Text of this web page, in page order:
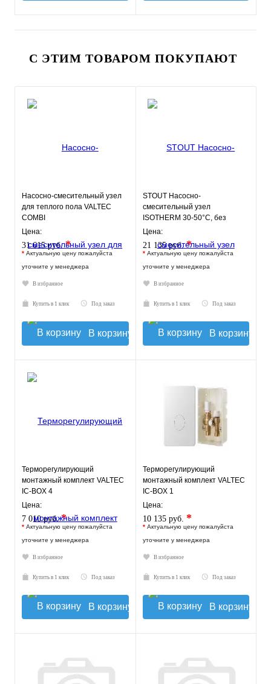
С ЭТИМ ТОВАРОМ ПОКУПАЮТ
Насосно-смесительный узел
для теплого пола VALTEC
COMBI
Цена:
31 615 руб.*
* Актуальную цену пожалуйста
уточните у менеджера
В избранное
Купить в 1 клик Под заказ
В корзину
STOUT Насосно-
смесительный узел
ISOTHERM 30-50°C, без
насоса.
Цена:
21 135 руб.*
* Актуальную цену пожалуйста
уточните у менеджера
В избранное
Купить в 1 клик Под заказ
В корзину
Терморегулирующий
монтажный комплект VALTEC
IC-BOX 4
Цена:
7 010 руб.*
* Актуальную цену пожалуйста
уточните у менеджера
В избранное
Купить в 1 клик Под заказ
В корзину
Терморегулирующий
монтажный комплект VALTEC
IC-BOX 1
Цена:
10 135 руб. *
* Актуальную цену пожалуйста
уточните у менеджера
В избранное
Купить в 1 клик Под заказ
В корзину